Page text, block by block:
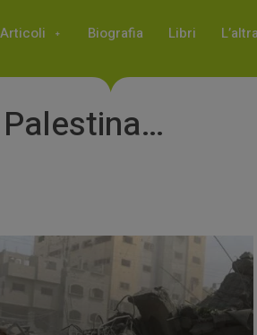
Articoli Biografia Libri